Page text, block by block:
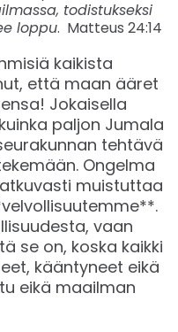
todistukseksi
loppu. Matteus 24:14
kaikista
että maan ääret
Jokaisella
paljon Jumala
tehtävä
Ongelma
muistuttaa
vaan
se on, koska kaikki
kääntyneet eikä
eikä maailman